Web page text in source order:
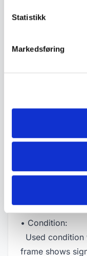
Statistikk
Markedsføring
colours and sizes.
• Framed
• Decorative
• Appears older
• Can be used
- Height
• Condition:
Used condition
frame shows